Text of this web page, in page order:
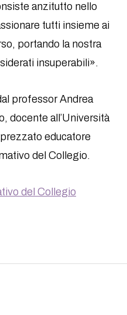
anzitutto nello
tutti insieme ai
portando la nostra
insuperabili».
professor Andrea
docente all’Università
educatore
del Collegio.
del Collegio